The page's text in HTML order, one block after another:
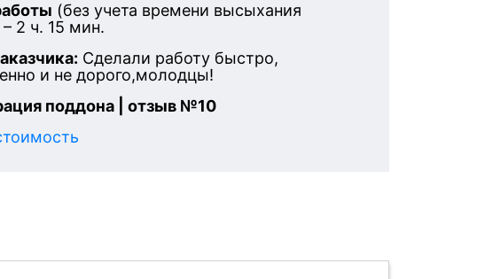
(без учета времени высыхания
2 ч. 15 мин.
Сделали работу быстро,
и не дорого,молодцы!
поддона | отзыв №10